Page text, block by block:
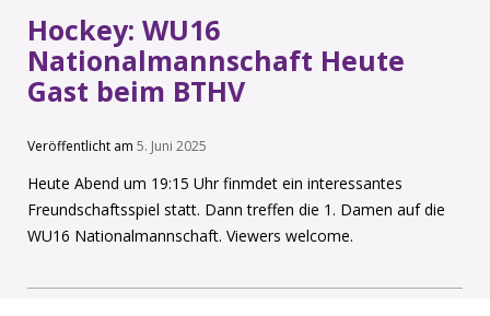
Hockey: WU16
Nationalmannschaft Heute
Gast beim BTHV
Veröffentlicht am 5. Juni 2025
Heute Abend um 19:15 Uhr finmdet ein interessantes
Freundschaftsspiel statt. Dann treffen die 1. Damen auf die
WU16 Nationalmannschaft. Viewers welcome.